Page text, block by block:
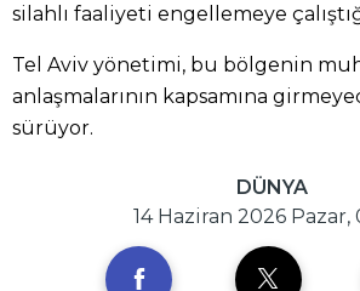
silahlı faaliyeti engellemeye
Tel Aviv yönetimi, bu bölgenin
anlaşmalarının kapsamına
sürüyor.
DÜNYA
14 Haziran 2026 Pazar,